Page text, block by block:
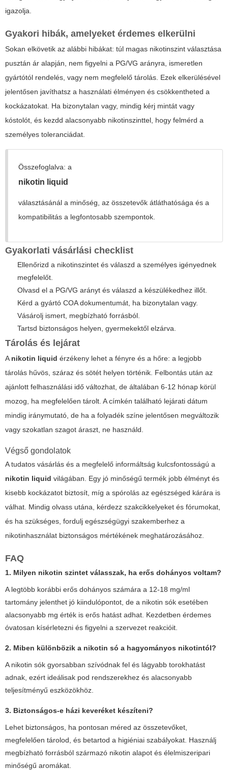
igazolja.
Gyakori hibák, amelyeket érdemes elkerülni
Sokan elkövetik az alábbi hibákat: túl magas nikotinszint választása
pusztán ár alapján, nem figyelni a PG/VG arányra, ismeretlen
gyártótól rendelés, vagy nem megfelelő tárolás. Ezek elkerülésével
jelentősen javíthatsz a használati élményen és csökkentheted a
kockázatokat. Ha bizonytalan vagy, mindig kérj mintát vagy
kóstolót, és kezdd alacsonyabb nikotinszinttel, hogy felmérd a
személyes toleranciádat.
Összefoglalva: a
nikotin liquid
választásánál a minőség, az összetevők átláthatósága és a
kompatibilitás a legfontosabb szempontok.
Gyakorlati vásárlási checklist
Ellenőrizd a nikotinszintet és válaszd a személyes igényednek
megfelelőt.
Olvasd el a PG/VG arányt és válaszd a készülékedhez illőt.
Kérd a gyártó COA dokumentumát, ha bizonytalan vagy.
Vásárolj ismert, megbízható forrásból.
Tartsd biztonságos helyen, gyermekektől elzárva.
Tárolás és lejárat
A nikotin liquid érzékeny lehet a fényre és a hőre: a legjobb
tárolás hűvös, száraz és sötét helyen történik. Felbontás után az
ajánlott felhasználási idő változhat, de általában 6-12 hónap körül
mozog, ha megfelelően tárolt. A címkén található lejárati dátum
mindig iránymutató, de ha a folyadék színe jelentősen megváltozik
vagy szokatlan szagot áraszt, ne használd.
Végső gondolatok
A tudatos vásárlás és a megfelelő informáltság kulcsfontosságú a
nikotin liquid világában. Egy jó minőségű termék jobb élményt és
kisebb kockázatot biztosít, míg a spórolás az egészséged kárára is
válhat. Mindig olvass utána, kérdezz szakcikkelyeket és fórumokat,
és ha szükséges, fordulj egészségügyi szakemberhez a
nikotinhasználat biztonságos mértékének meghatározásához.
FAQ
1. Milyen nikotin szintet válasszak, ha erős dohányos voltam?
A legtöbb korábbi erős dohányos számára a 12-18 mg/ml
tartomány jelenthet jó kiindulópontot, de a nikotin sók esetében
alacsonyabb mg érték is erős hatást adhat. Kezdetben érdemes
óvatosan kísérletezni és figyelni a szervezet reakcióit.
2. Miben különbözik a nikotin só a hagyományos nikotintól?
A nikotin sók gyorsabban szívódnak fel és lágyabb torokhatást
adnak, ezért ideálisak pod rendszerekhez és alacsonyabb
teljesítményű eszközökhöz.
3. Biztonságos-e házi keveréket készíteni?
Lehet biztonságos, ha pontosan méred az összetevőket,
megfelelően tárolod, és betartod a higiéniai szabályokat. Használj
megbízható forrásból származó nikotin alapot és élelmiszeripari
minőségű aromákat.